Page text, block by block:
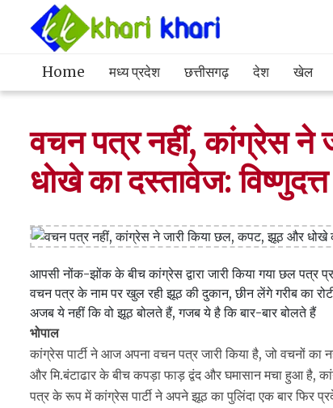
Home मध्य प्रदेश छत्तीसगढ़ देश खेल
वचन पत्र नहीं, कांग्रेस
धोखे का दस्तावेज: विष्णुदत्त
आपसी नोंक-झोंक के बीच कांग्रेस द्वारा जारी किया गया छल
वचन पत्र के नाम पर खुल रही झूठ की दुकान, छीन लेंगे गरीब का
अजब ये नहीं कि वो झूठ बोलते हैं, गजब ये है कि बार-बार बोलते हैं
भोपाल
कांग्रेस पार्टी ने आज अपना वचन पत्र जारी किया है, जो वचनों
और मि.बंटाढार के बीच कपड़ा फाड़ द्वंद और घमासान मचा हुआ है,
पत्र के रूप में कांग्रेस पार्टी ने अपने झूठ का पुलिंदा एक बार फिर